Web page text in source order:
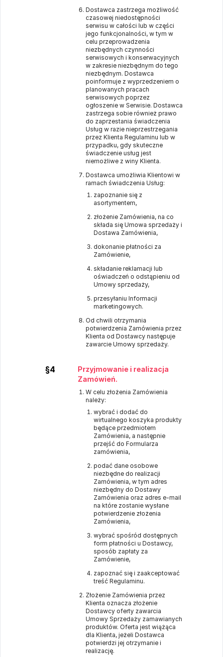
Dostawca zastrzega możliwość
czasowej niedostępności
serwisu w całości lub w części
jego funkcjonalności, w tym w
celu przeprowadzenia
niezbędnych czynności
serwisowych i konserwacyjnych
w zakresie niezbędnym do tego
niezbędnym. Dostawca
poinformuje z wyprzedzeniem o
planowanych pracach
serwisowych poprzez
ogłoszenie w Serwisie. Dostawca
zastrzega sobie również prawo
do zaprzestania świadczenia
Usług w razie nieprzestrzegania
przez Klienta Regulaminu lub w
przypadku, gdy skuteczne
świadczenie usług jest
niemożliwe z winy Klienta.
Dostawca umożliwia Klientowi w
ramach świadczenia Usług:
zapoznanie się z
asortymentem,
złożenie Zamówienia, na co
składa się Umowa sprzedaży i
Dostawa Zamówienia,
dokonanie płatności za
Zamówienie,
składanie reklamacji lub
oświadczeń o odstąpieniu od
Umowy sprzedaży,
przesyłaniu Informacji
marketingowych.
Od chwili otrzymania
potwierdzenia Zamówienia przez
Klienta od Dostawcy następuje
zawarcie Umowy sprzedaży.
§4
Przyjmowanie i realizacja
Zamówień.
W celu złożenia Zamówienia
należy:
wybrać i dodać do
wirtualnego koszyka produkty
będące przedmiotem
Zamówienia, a następnie
przejść do Formularza
zamówienia,
podać dane osobowe
niezbędne do realizacji
Zamówienia, w tym adres
niezbędny do Dostawy
Zamówienia oraz adres e-mail
na które zostanie wysłane
potwierdzenie złożenia
Zamówienia,
wybrać spośród dostępnych
form płatności u Dostawcy,
sposób zapłaty za
Zamówienie,
zapoznać się i zaakceptować
treść Regulaminu.
Złożenie Zamówienia przez
Klienta oznacza złożenie
Dostawcy oferty zawarcia
Umowy Sprzedaży zamawianych
produktów. Oferta jest wiążąca
dla Klienta, jeżeli Dostawca
potwierdzi jej otrzymanie i
realizację.